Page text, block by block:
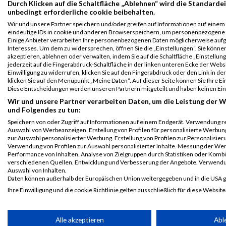
B2Run Köln
2024
Einzelwertung
weiblich
1809 Hamida Kazimova 0000 GER
B2Run Köln
2024
Teamwertung
weiblich
1809 Hamida Kazimova 0000 GER
Köln gGmbH
GPos = Geschlechter Position, KPos = Kategorie Position, TPos =
Team Position, DNS = Did not start, DNF = Did not finish, DQ =
Disqualifiziert
Durch Klicken auf die Schaltfläche „Ablehnen“ wird die
unbedingt erforderliche cookie beibehalten.
Wir und unsere Partner speichern und/oder greifen auf Informationen auf einem
eindeutige IDs in cookie und anderen Browserspeichern, um
Einige Anbieter verarbeiten Ihre personenbezogenen Daten möglicherweise
Interesses. Um dem zu widersprechen, öffnen Sie die „Einstellungen“. Sie
akzeptieren, ablehnen oder verwalten, indem Sie auf die Schaltfläche
jederzeit auf die Fingerabdruck-Schaltfläche in der linken unteren Ecke der
Einwilligung zu widerrufen, klicken Sie auf den Fingerabdruck oder den Link in
klicken Sie auf den Menüpunkt „Meine Daten“. Auf dieser Seite können Sie Ihre
Diese Entscheidungen werden unseren Partnern mitgeteilt und haben keinen
Wir und unsere Partner verarbeiten Daten, um die Leistung der
und Folgendes zu tun:
Speichern von oder Zugriff auf Informationen auf einem Endgerät. Verwendung
Auswahl von Werbeanzeigen. Erstellung von Profilen für personalisierte
zur Auswahl personalisierter Werbung. Erstellung von Profilen zur
Verwendung von Profilen zur Auswahl personalisierter Inhalte. Messung der
Performance von Inhalten. Analyse von Zielgruppen durch Statistiken oder
verschiedenen Quellen. Entwicklung und Verbesserung der Angebote.
Auswahl von Inhalten.
Daten können außerhalb der Europäischen Union weitergegeben und in die USA
Ihre Einwilligung und die cookie Richtlinie gelten ausschließlich für diese
Alle akzeptieren